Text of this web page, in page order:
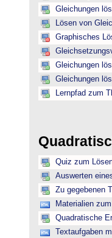
Gleichungen
Lösen von
Graphisches
Gleichungen
Gleichungen
Lernpfad zum
Quiz zum
Auswerten
Zu gegebenen
Materialien
Quadratische
Textaufgaben